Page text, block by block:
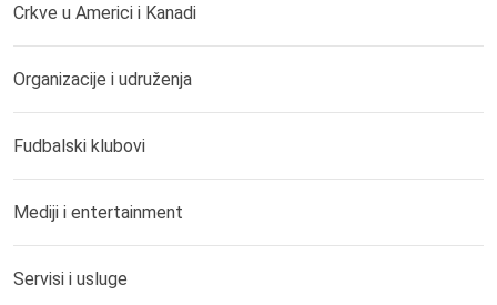
Crkve u Americi i Kanadi
Organizacije i udruženja
Fudbalski klubovi
Mediji i entertainment
Servisi i usluge